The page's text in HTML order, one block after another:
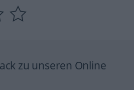
zu unseren Online